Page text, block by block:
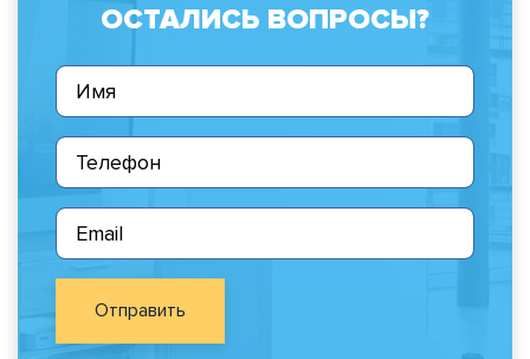
ОСТАЛИСЬ ВОПРОСЫ?
Отправить